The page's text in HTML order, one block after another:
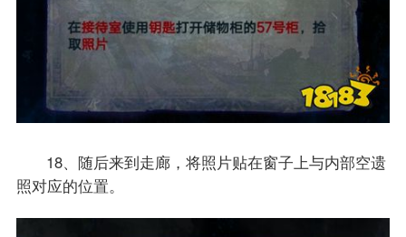
18、随后来到走廊，将照片贴在窗子上与内部空遗
照对应的位置。